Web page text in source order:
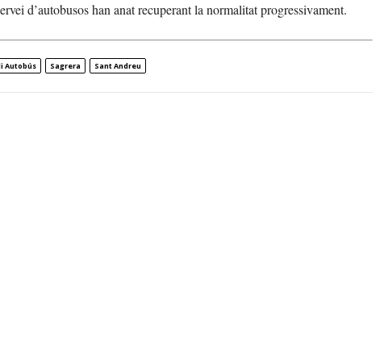
d’autobusos han anat recuperant la normalitat progressivament.
Autobús Sagrera Sant Andreu